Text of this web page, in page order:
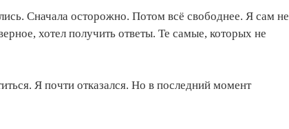
Сначала осторожно. Потом всё свободнее. Я сам не
хотел получить ответы. Те самые, которых не
Я почти отказался. Но в последний момент